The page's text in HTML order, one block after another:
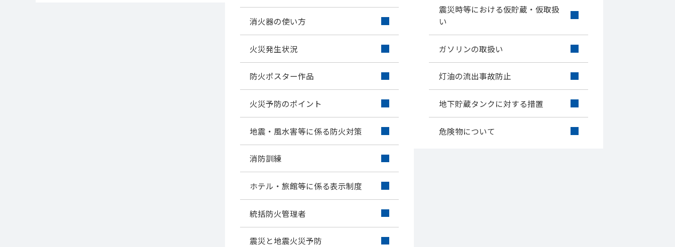
消火器の使い方
火災発生状況
防火ポスター作品
火災予防のポイント
地震・風水害等に係る防火対策
消防訓練
ホテル・旅館等に係る表示制度
統括防火管理者
震災と地震火災予防
震災時等における仮貯蔵・仮取扱
い
ガソリンの取扱い
灯油の流出事故防止
地下貯蔵タンクに対する措置
危険物について